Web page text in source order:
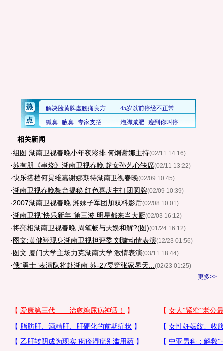
相关新闻
·组图:湖南卫视春晚小年夜彩排 何炯谢娜主持(02/11 14:16)
·苏有朋《串烧》湖南卫视春晚 超女孙艺心缺席(02/11 13:22)
·快乐搭档何炅维嘉谢娜期待湖南卫视春晚(02/09 10:45)
·湖南卫视春晚舞台揭秘 红色喜庆主打团圆牌(02/09 10:39)
·2007湖南卫视春晚 湘妹子军团加双料影后(02/08 10:01)
·湖南卫视“快乐新年”第三波 明星都来当大厨(02/03 16:12)
·将亮相湖南卫视春晚 周笔畅与天娱和解?(图)(01/24 16:12)
·图文:黄健翔现身湖南卫视担评委 刘璇动情表演(12/23 01:56)
·图文:厦门大学主场力克湖南大学 激情表演(03/11 18:44)
·俄“勇士”表演队将赴湖南 苏-27要穿张家界天... (02/23 01:25)
更多>>